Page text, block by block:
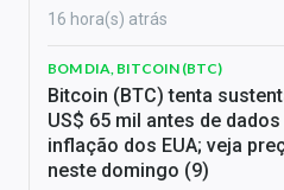
16 hora(s) atrás
BOM DIA, BITCOIN (BTC)
Bitcoin (BTC) tenta
US$ 65 mil antes de dados
inflação dos EUA; veja
neste domingo (9)